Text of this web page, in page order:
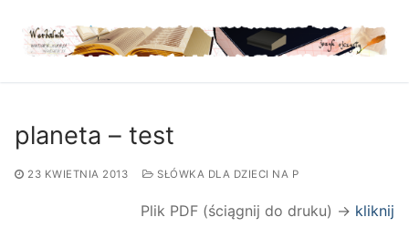
treści
planeta – test
23 KWIETNIA 2013 SŁÓWKA DLA DZIECI NA P
Plik PDF (ściągnij do druku) → kliknij